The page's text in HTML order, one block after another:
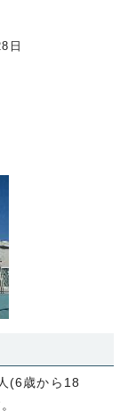
日
(6歳から18